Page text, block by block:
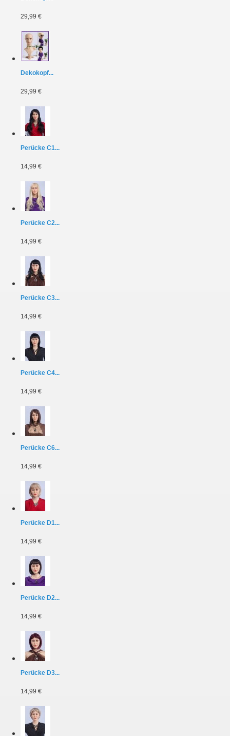
29,99 €
Dekokopf...
29,99 €
Perücke C1...
14,99 €
Perücke C2...
14,99 €
Perücke C3...
14,99 €
Perücke C4...
14,99 €
Perücke C6...
14,99 €
Perücke D1...
14,99 €
Perücke D2...
14,99 €
Perücke D3...
14,99 €